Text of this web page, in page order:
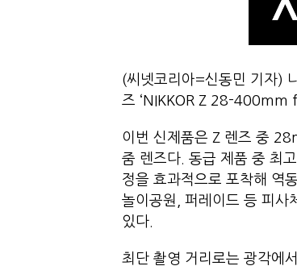
(씨넷코리아=신동민 기자)
즈 ‘NIKKOR Z 28-400mm
이번 신제품은 Z 렌즈 중
줌 렌즈다. 동급 제품 중 최
정을 효과적으로 포착해 역
놀이공원, 퍼레이드 등 피사
있다.
최단 촬영 거리로는 광각에